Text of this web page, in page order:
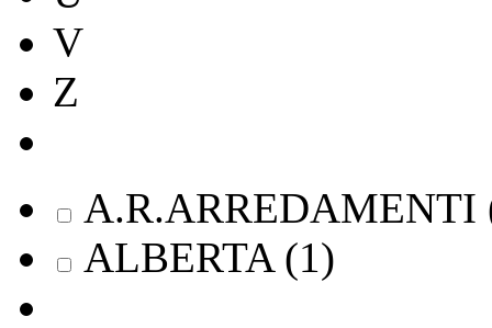
V
Z
A.R.ARREDAMENTI
ALBERTA (1)